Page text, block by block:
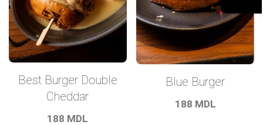
Best Burger Double
Cheddar
188 MDL
Blue Burger
188 MDL